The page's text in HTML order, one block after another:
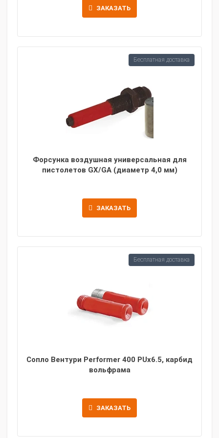
ЗАКАЗАТЬ
Форсунка воздушная универсальная для
пистолетов GX/GA (диаметр 4,0 мм)
ЗАКАЗАТЬ
Бесплатная доставка
Сопло Вентури Performer 400 PUx6.5, карбид
вольфрама
ЗАКАЗАТЬ
Бесплатная доставка